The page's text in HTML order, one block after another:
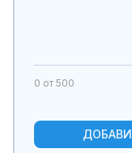
0 от 500
ДОБАВИ